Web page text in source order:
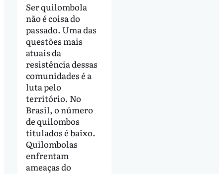
Ser quilombola
não é coisa do
passado. Uma das
questões mais
atuais da
resistência dessas
comunidades é a
luta pelo
território. No
Brasil, o número
de quilombos
titulados é baixo.
Quilombolas
enfrentam
ameaças do